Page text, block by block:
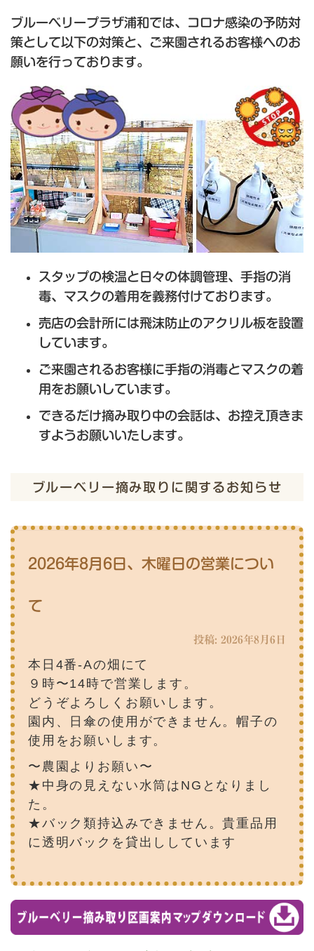
ブルーベリープラザ浦和では、コロナ感染の予防対
策として以下の対策と、 ご来園されるお客様へのお
願いを行っております。
スタップの検温と日々の体調管理、手指の消
毒、マスクの着用を義務付けております。
売店の会計所には飛沫防止のアクリル板を設置
しています。
ご来園されるお客様に手指の消毒とマスクの着
用をお願いしています。
できるだけ摘み取り中の会話は、お控え頂きま
すようお願いいたします。
ブルーベリー摘み取りに関するお知らせ
2026年8月6日、木曜日の営業につい
て
投稿: 2026年8月6日
本日4番-Aの畑にて
９時〜14時で営業します。
どうぞよろしくお願いします。
園内、日傘の使用ができません。帽子の
使用をお願いします。
〜農園よりお願い〜
★中身の見えない水筒はNGとなりまし
た。
★バック類持込みできません。貴重品用
に透明バックを貸出ししています